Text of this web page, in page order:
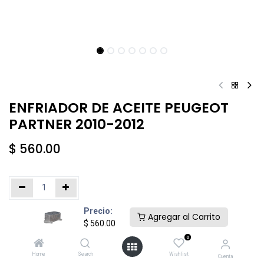
Precio:
$ 560.00
Agregar al Carrito
Home Search
0
Wishlist Cuenta
ENFRIADOR DE ACEITE PEUGEOT
PARTNER 2010-2012
$ 560.00
Añadir al carrito Comprar ahora
Agregar a la lista de deseos